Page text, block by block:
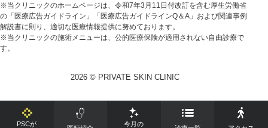
※当クリニックのホームページは、令和7年3月11日付改訂を含む厚生労働省
の「医療広告ガイドライン」「医療広告ガイドラインQ＆A」および関連事例
解説書に則り、適切な医療情報提供に努めております。
※当クリニックの施術メニューは、公的医療保険が適用されない自由診療で
す。
2026 © PRIVATE SKIN CLINIC
PSCが 今月の